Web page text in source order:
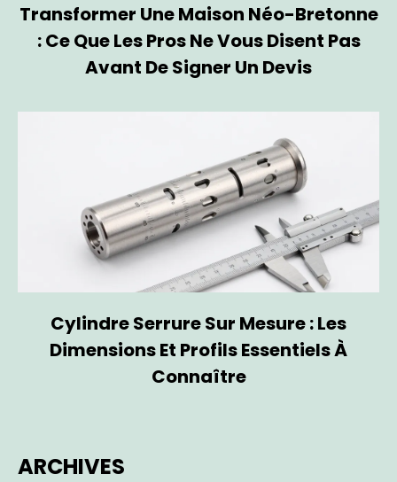
Transformer Une Maison Néo-Bretonne
: Ce Que Les Pros Ne Vous Disent Pas
Avant De Signer Un Devis
Cylindre Serrure Sur Mesure : Les
Dimensions Et Profils Essentiels À
Connaître
ARCHIVES